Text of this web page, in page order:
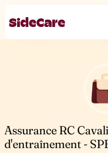
Assurance RC
d'entraînement -